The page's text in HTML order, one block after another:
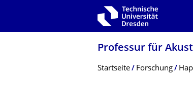
Zur Hauptnavigation springen
Professur für
Breadcrumb-Menü
Startseite Forschung